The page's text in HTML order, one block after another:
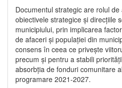
Documentul strategic are rolul
obiectivele strategice și direcțiile
municipiului, prin implicarea
de afaceri și populației din
consens în ceea ce privește
precum și pentru a stabili
absorbția de fonduri comunitare
programare 2021-2027.